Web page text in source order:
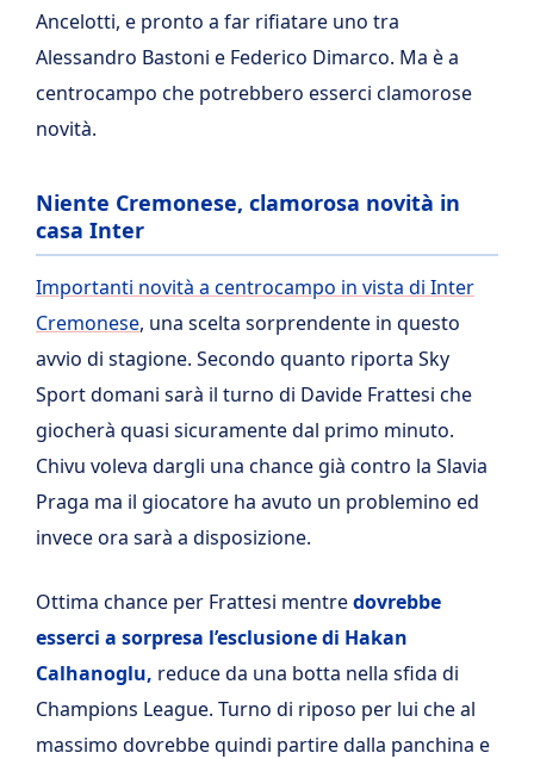
Ancelotti, e pronto a far rifiatare uno tra
Alessandro Bastoni e Federico Dimarco. Ma è a
centrocampo che potrebbero esserci clamorose
novità.
Niente Cremonese, clamorosa novità in
casa Inter
Importanti novità a centrocampo in vista di Inter
Cremonese, una scelta sorprendente in questo
avvio di stagione. Secondo quanto riporta Sky
Sport domani sarà il turno di Davide Frattesi che
giocherà quasi sicuramente dal primo minuto.
Chivu voleva dargli una chance già contro la Slavia
Praga ma il giocatore ha avuto un problemino ed
invece ora sarà a disposizione.
Ottima chance per Frattesi mentredovrebbe
esserci a sorpresa l’esclusione di Hakan
Calhanoglu, reduce da una botta nella sfida di
Champions League. Turno di riposo per lui che al
massimo dovrebbe quindi partire dalla panchina e